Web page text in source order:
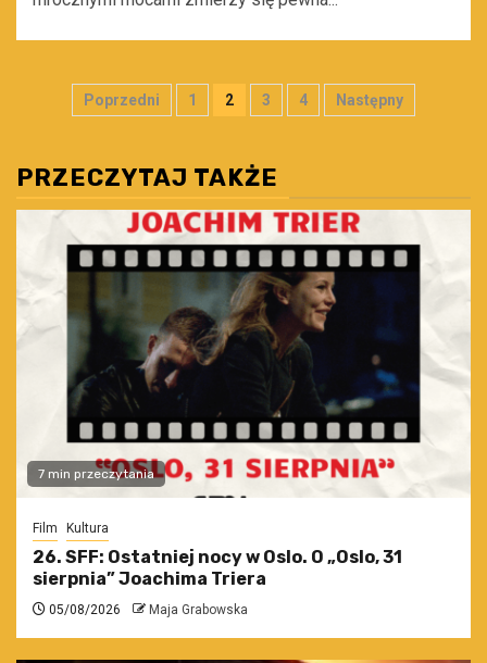
Stronicowanie
Poprzedni 1 2 3 4 Następny
PRZECZYTAJ TAKŻE
7 min przeczytania
Film Kultura
26. SFF: Ostatniej nocy w Oslo. O „Oslo, 31
sierpnia” Joachima Triera
05/08/2026 Maja Grabowska